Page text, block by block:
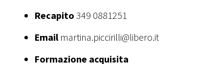
Recapito 349 0881251
Email martina.piccirilli@libero.it
Formazione acquisita